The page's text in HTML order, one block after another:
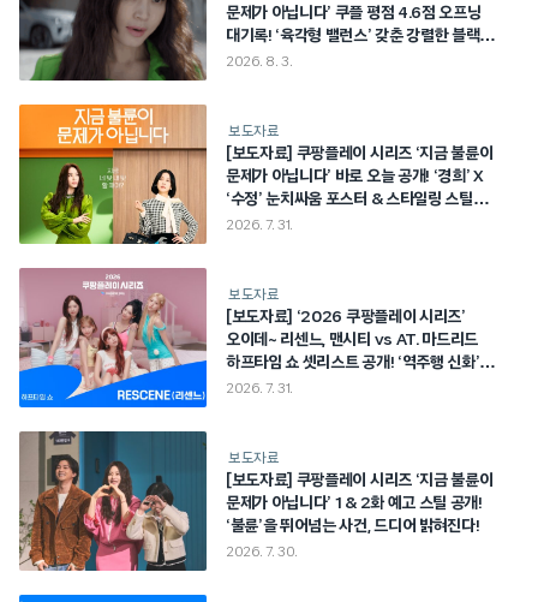
문제가 아닙니다’ 쿠플 평점 4.6점 오프닝
대기록! ‘육각형 밸런스’ 갖춘 강렬한 블랙
코미디 탄생!
2026. 8. 3.
보도자료
[보도자료] 쿠팡플레이 시리즈 ‘지금 불륜이
문제가 아닙니다’ 바로 오늘 공개! ‘경희’ X
‘수정’ 눈치싸움 포스터 & 스타일링 스틸
공개! “지금 네 탓 내 탓 할 때야?”
2026. 7. 31.
보도자료
[보도자료] ‘2026 쿠팡플레이 시리즈’
오이데~ 리센느, 맨시티 vs AT. 마드리드
하프타임 쇼 셋리스트 공개! ‘역주행 신화’
LOVE ATTACK부터 ‘입덕곡’
2026. 7. 31.
보도자료
[보도자료] 쿠팡플레이 시리즈 ‘지금 불륜이
문제가 아닙니다’ 1 & 2화 예고 스틸 공개!
‘불륜’을 뛰어넘는 사건, 드디어 밝혀진다!
2026. 7. 30.